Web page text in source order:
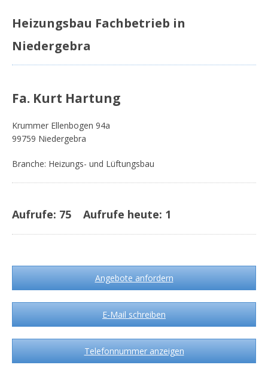
Heizungsbau Fachbetrieb in
Niedergebra
Fa. Kurt Hartung
Krummer Ellenbogen 94a
99759 Niedergebra
Branche: Heizungs- und Lüftungsbau
Aufrufe: 75 Aufrufe heute: 1
Angebote anfordern
E-Mail schreiben
Telefonnummer anzeigen